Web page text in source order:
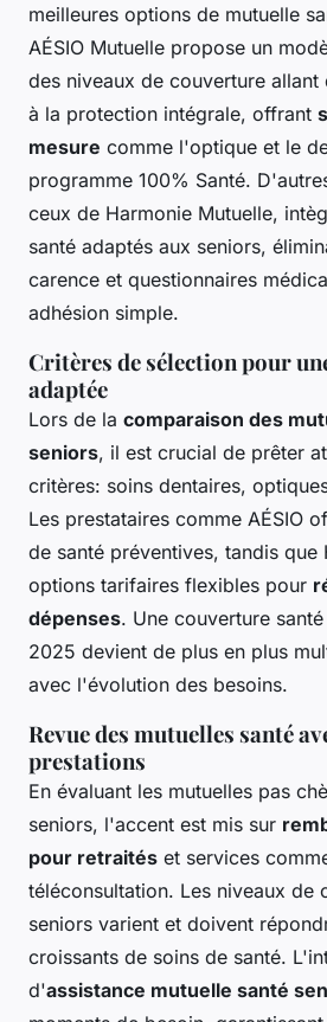
meilleures options de mutuelle
AÉSIO Mutuelle propose un
des niveaux de couverture
à la protection intégrale, offrant
mesure comme l'optique et le
programme 100% Santé.
ceux de Harmonie Mutuelle,
santé adaptés aux seniors,
carence et questionnaires
adhésion simple.
Critères de sélection pour
adaptée
Lors de la comparaison des
seniors, il est crucial de prêter
critères: soins dentaires,
Les prestataires comme AÉSIO
de santé préventives, tandis que
options tarifaires flexibles pour
dépenses. Une couverture
2025 devient de plus en plus
avec l'évolution des besoins.
Revue des mutuelles santé
prestations
En évaluant les mutuelles pas
seniors, l'accent est mis sur
pour retraités et services
téléconsultation. Les niveaux de
seniors varient et doivent
croissants de soins de santé.
d'assistance mutuelle santé